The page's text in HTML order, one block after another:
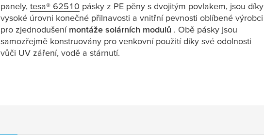
panely,tesa® 62510 pásky z PE pěny s dvojitým povlakem, jsou díky
vysoké úrovni konečné přilnavosti a vnitřní pevnosti oblíbené výrobci
pro zjednodušení montáže solárních modulů . Obě pásky jsou
samozřejmě konstruovány pro venkovní použití díky své odolnosti
vůči UV záření, vodě a stárnutí.